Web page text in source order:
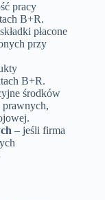
pracy
B+R.
płacone
przy
B+R.
środków
prawnych,
– jeśli firma